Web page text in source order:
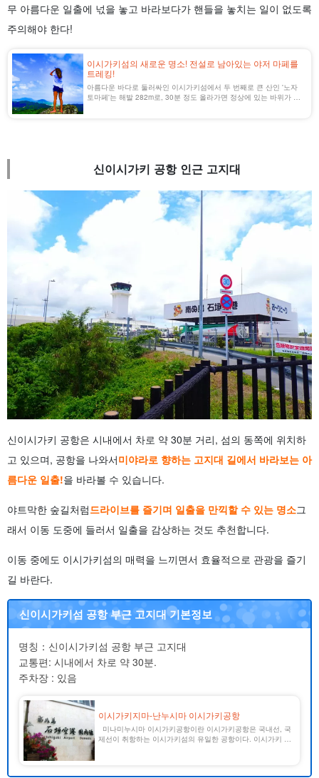
무 아름다운 일출에 넋을 놓고 바라보다가 핸들을 놓치는 일이 없도록
주의해야 한다!
이시가키섬의 새로운 명소! 전설로 남아있는 야저 마페를
트레킹!
아름다운 바다로 둘러싸인 이시가키섬에서 두 번째로 큰 산인 '노자
토마페'는 해발 282m로, 30분 정도 올라가면 정상에 있는 바위가 보
신이시가키 공항 인근 고지대
신이시가키 공항은 시내에서 차로 약 30분 거리, 섬의 동쪽에 위치하
고 있으며, 공항을 나와서미야라로 향하는 고지대 길에서 바라보는 아
름다운 일출!을 바라볼 수 있습니다.
야트막한 숲길처럼드라이브를 즐기며 일출을 만끽할 수 있는 명소그
래서 이동 도중에 들러서 일출을 감상하는 것도 추천합니다.
이동 중에도 이시가키섬의 매력을 느끼면서 효율적으로 관광을 즐기
길 바란다.
신이시가키섬 공항 부근 고지대 기본정보
명칭：신이시가키섬 공항 부근 고지대
교통편: 시내에서 차로 약 30분.
주차장 : 있음
이시가키지마-난누시마 이시가키공항
미나미누시마 이시가키공항이란 이시가키공항은 국내선, 국
제선이 취항하는 이시가키섬의 유일한 공항이다. 이시가키 공